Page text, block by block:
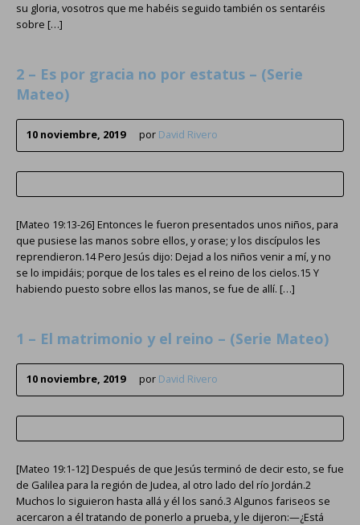
su gloria, vosotros que me habéis seguido también os sentaréis
sobre […]
2 – Es por gracia no por estatus – (Serie
Mateo)
10 noviembre, 2019 por David Rivero
[Mateo 19:13-26] Entonces le fueron presentados unos niños, para
que pusiese las manos sobre ellos, y orase; y los discípulos les
reprendieron.14 Pero Jesús dijo: Dejad a los niños venir a mí, y no
se lo impidáis; porque de los tales es el reino de los cielos.15 Y
habiendo puesto sobre ellos las manos, se fue de allí. […]
1 – El matrimonio y el reino – (Serie Mateo)
10 noviembre, 2019 por David Rivero
[Mateo 19:1-12] Después de que Jesús terminó de decir esto, se fue
de Galilea para la región de Judea, al otro lado del río Jordán.2
Muchos lo siguieron hasta allá y él los sanó.3 Algunos fariseos se
acercaron a él tratando de ponerlo a prueba, y le dijeron:—¿Está